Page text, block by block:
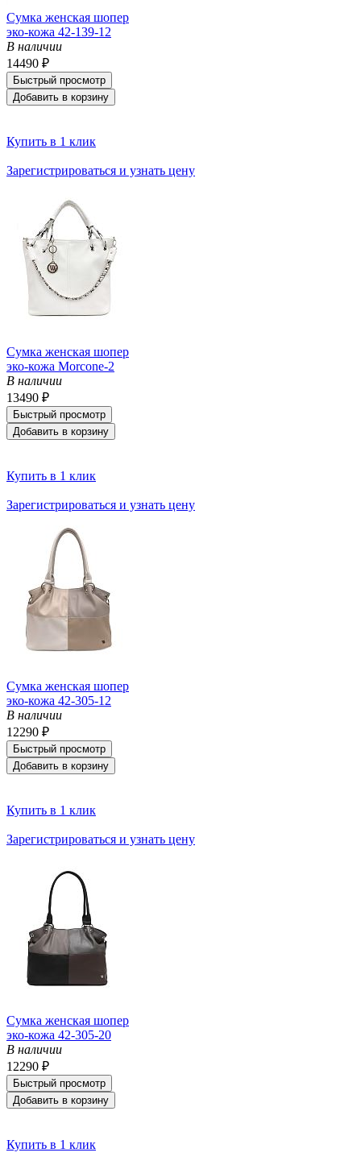
Сумка женская шопер
эко-кожа 42-139-12
В наличии
14490 ₽
Быстрый просмотр
Добавить в корзину
Купить в 1 клик
Зарегистрироваться и узнать цену
Сумка женская шопер
эко-кожа Morcone-2
В наличии
13490 ₽
Быстрый просмотр
Добавить в корзину
Купить в 1 клик
Зарегистрироваться и узнать цену
Сумка женская шопер
эко-кожа 42-305-12
В наличии
12290 ₽
Быстрый просмотр
Добавить в корзину
Купить в 1 клик
Зарегистрироваться и узнать цену
Сумка женская шопер
эко-кожа 42-305-20
В наличии
12290 ₽
Быстрый просмотр
Добавить в корзину
Купить в 1 клик